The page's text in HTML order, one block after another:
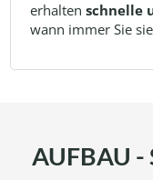
erhaltenschnelle
wann immer Sie
AUFBAU -